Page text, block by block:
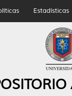
Estadísticas